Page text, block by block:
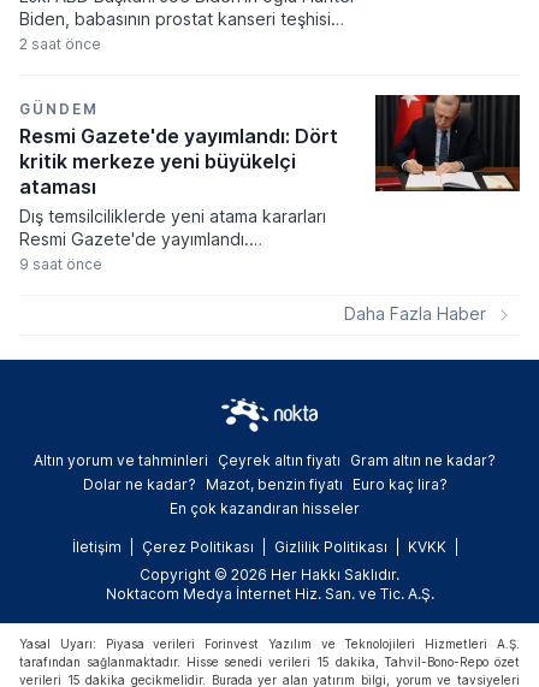
Biden, babasının prostat kanseri teşhisi
sonrası sağlık durumunun kritik bir aşamaya
röportaj veren Hunter Biden, kanserin
kemiklere ve birçok hayati organa
metastaz yapması nedeniyle babasının
oldukça sancılı bir süreçten geçtiğini
2 saat önce
GÜNDEM
Resmi Gazete'de yayımlandı: Dört
kritik merkeze yeni büyükelçi
ataması
Dış temsilciliklerde yeni atama kararları
Resmi Gazete'de yayımlandı.
Cumhurbaşkanı Recep Tayyip Erdoğan'ın
9 saat önce
Daha Fazla Haber
Altın yorum ve tahminleri Çeyrek altın fiyatı
Gram altın ne kadar?
Dolar ne kadar?
Mazot, benzin fiyatı
Euro kaç lira?
En çok kazandıran hisseler
İletişim Çerez Politikası Gizlilik Politikası
KVKK
Copyright © 2026 Her Hakkı Saklıdır.
Noktacom Medya İnternet Hiz. San. ve Tic. A.Ş.
Yasal Uyarı: Piyasa verileri Forinvest Yazılım ve Teknolojileri Hizmetleri A.Ş.
tarafından sağlanmaktadır. Hisse senedi verileri 15 dakika, Tahvil-Bono-Repo özet
verileri 15 dakika gecikmelidir. Burada yer alan yatırım bilgi, yorum ve tavsiyeleri